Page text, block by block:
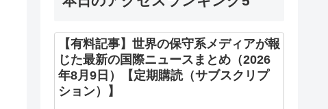
【有料記事】世界の保守系メディアが報
じた最新の国際ニュースまとめ（2026
年8月9日）【定期購読（サブスクリプ
ション）】